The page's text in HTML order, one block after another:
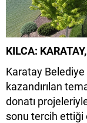
KILCA:
Karatay Belediye
kazandırılan
donatı
sonu tercih ettiği